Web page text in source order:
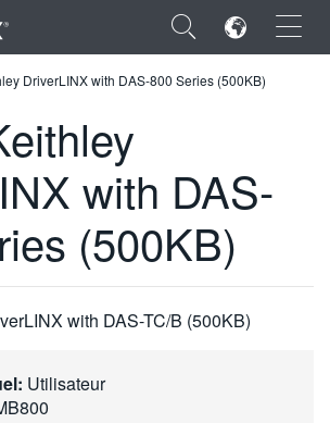
×
DriverLINX with DAS-800 Series (500KB)
with DAS-
(500KB)
with DAS-TC/B (500KB)
Utilisateur